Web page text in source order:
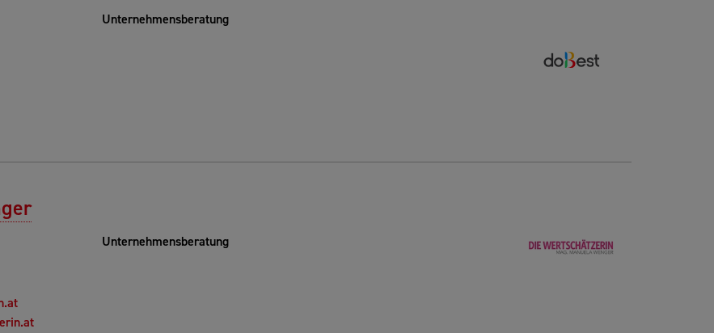
Unternehmensberatung
Unternehmensberatung